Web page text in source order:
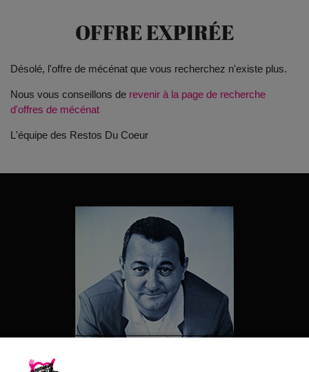
OFFRE EXPIRÉE
Désolé, l'offre de mécénat que vous recherchez n'existe plus.
Nous vous conseillons de revenir à la page de recherche
d'offres de mécénat
L'équipe des Restos Du Coeur